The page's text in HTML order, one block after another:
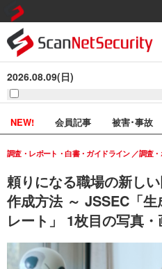
2026.08.09(日)
NEW! 会員記事 被害･事故
頼りになる職場の新し
作成方法 ～ JSSEC「
レート」 1枚目の写真
調査・レポート・白書・ガイドライン 調査